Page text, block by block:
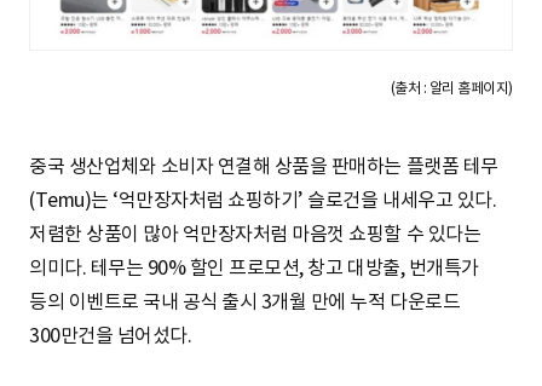
(출처 : 알리 홈페이지)
중국 생산업체와 소비자 연결해 상품을 판매하는 플랫폼 테무
(Temu)는 ‘억만장자처럼 쇼핑하기’ 슬로건을 내세우고 있다.
저렴한 상품이 많아 억만장자처럼 마음껏 쇼핑할 수 있다는
의미다. 테무는 90% 할인 프로모션, 창고 대방출, 번개특가
등의 이벤트로 국내 공식 출시 3개월 만에 누적 다운로드
300만건을 넘어섰다.